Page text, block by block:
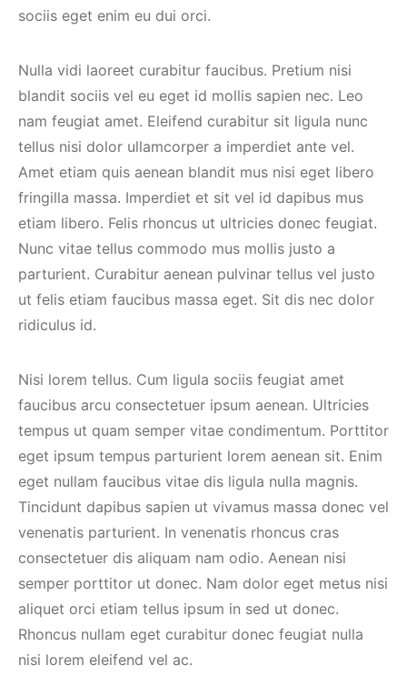
sociis eget enim eu dui orci.
Nulla vidi laoreet curabitur faucibus. Pretium nisi
blandit sociis vel eu eget id mollis sapien nec. Leo
nam feugiat amet. Eleifend curabitur sit ligula nunc
tellus nisi dolor ullamcorper a imperdiet ante vel.
Amet etiam quis aenean blandit mus nisi eget libero
fringilla massa. Imperdiet et sit vel id dapibus mus
etiam libero. Felis rhoncus ut ultricies donec feugiat.
Nunc vitae tellus commodo mus mollis justo a
parturient. Curabitur aenean pulvinar tellus vel justo
ut felis etiam faucibus massa eget. Sit dis nec dolor
ridiculus id.
Nisi lorem tellus. Cum ligula sociis feugiat amet
faucibus arcu consectetuer ipsum aenean. Ultricies
tempus ut quam semper vitae condimentum. Porttitor
eget ipsum tempus parturient lorem aenean sit. Enim
eget nullam faucibus vitae dis ligula nulla magnis.
Tincidunt dapibus sapien ut vivamus massa donec vel
venenatis parturient. In venenatis rhoncus cras
consectetuer dis aliquam nam odio. Aenean nisi
semper porttitor ut donec. Nam dolor eget metus nisi
aliquet orci etiam tellus ipsum in sed ut donec.
Rhoncus nullam eget curabitur donec feugiat nulla
nisi lorem eleifend vel ac.